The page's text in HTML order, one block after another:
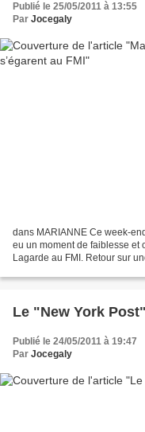
Publié le 25/05/2011 à 13:55
Par Jocegaly
dans MARIANNE Ce week-
eu un moment de faiblesse et
Lagarde au FMI. Retour sur
Le "New York
Publié le 24/05/2011 à 19:47
Par Jocegaly